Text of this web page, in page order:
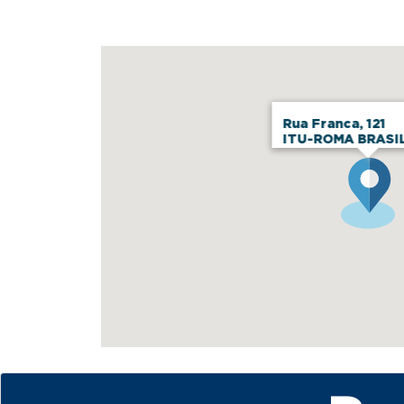
Rua Franca, 121
ITU-ROMA